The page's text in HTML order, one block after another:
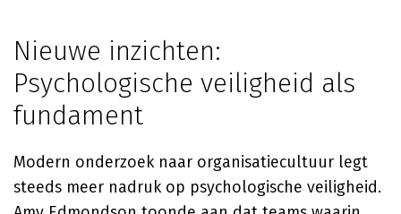
Nieuwe inzichten:
Psychologische veiligheid als
fundament
Modern onderzoek naar organisatiecultuur legt
steeds meer nadruk op psychologische veiligheid.